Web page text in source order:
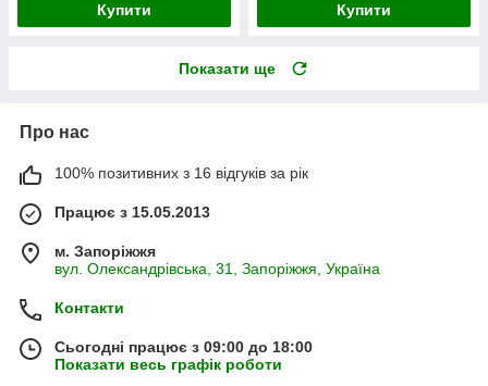
Купити Купити
Показати ще
Про нас
100% позитивних з 16 відгуків за рік
Працює з 15.05.2013
м. Запоріжжя
вул. Олександрівська, 31, Запоріжжя, Україна
Контакти
Сьогодні працює з 09:00 до 18:00
Показати весь графік роботи